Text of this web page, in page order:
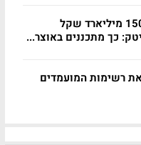
אופציות ב-150 מיליארד שקל
כך מתכננים באוצר...
רשימות המועמדים